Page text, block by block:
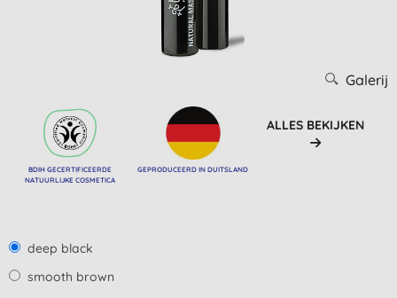
Galerij
BDIH GECERTIFICEERDE
NATUURLIJKE COSMETICA
GEPRODUCEERD IN DUITSLAND
ALLES BEKIJKEN
deep black
smooth brown